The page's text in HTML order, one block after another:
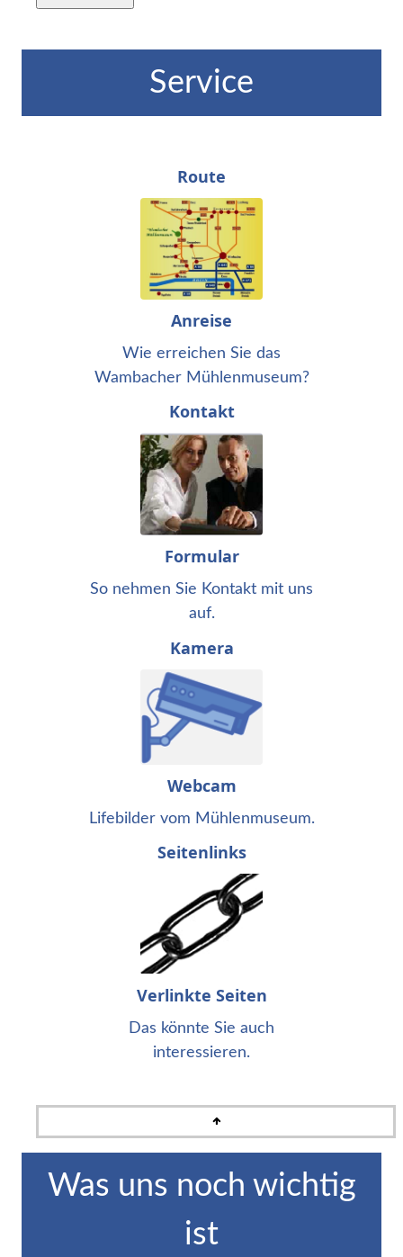
Service
Route
Anreise
Wie erreichen Sie das
Wambacher Mühlenmuseum?
Kontakt
Formular
So nehmen Sie Kontakt mit uns
auf.
Kamera
Webcam
Lifebilder vom Mühlenmuseum.
Seitenlinks
Verlinkte Seiten
Das könnte Sie auch
interessieren.
Was uns noch wichtig
ist